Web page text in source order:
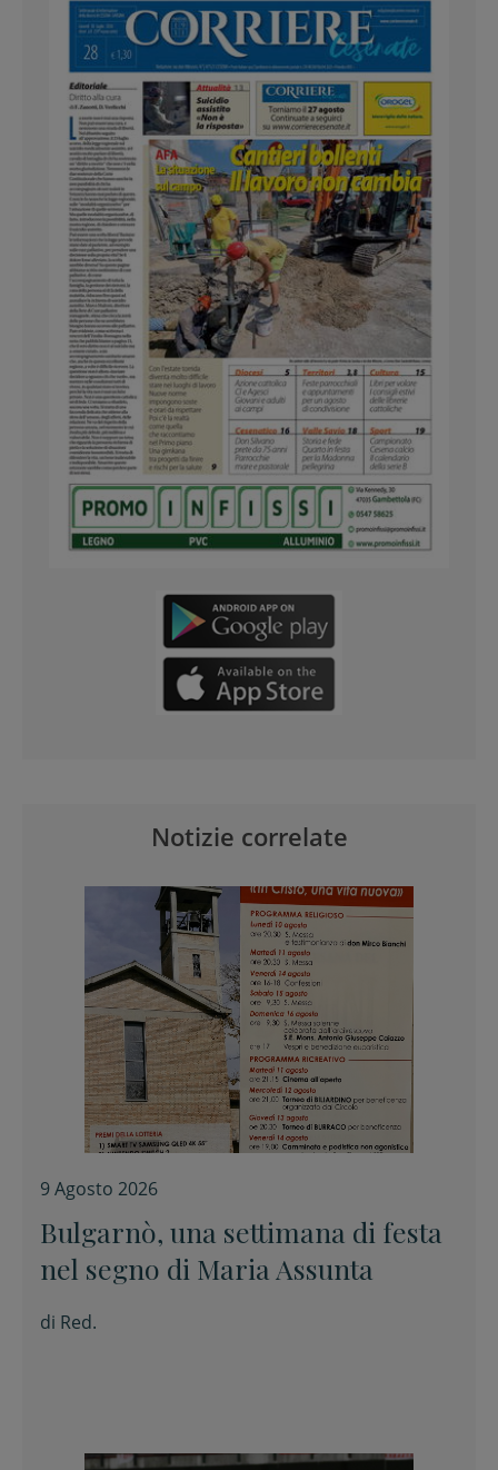
Notizie correlate
9 Agosto 2026
Bulgarnò, una settimana di festa
nel segno di Maria Assunta
di Red.